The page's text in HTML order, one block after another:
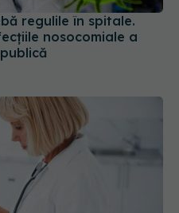
regulile în spitale.
nosocomiale a